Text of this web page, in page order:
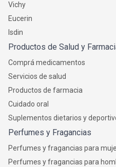
Vichy
Eucerin
Isdin
Productos de Salud y
Comprá medicamentos
Servicios de salud
Productos de farmacia
Cuidado oral
Suplementos dietarios y
Perfumes y Fragancias
Perfumes y fragancias para
Perfumes y fragancias para